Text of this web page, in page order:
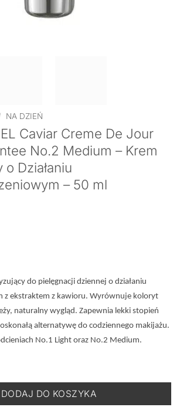
NA DZIEŃ
Caviar Creme De Jour
No.2 Medium – Krem
Działaniu
– 50 ml
do pielęgnacji dziennej o działaniu
z ekstraktem z kawioru. Wyrównuje koloryt
naturalny wygląd. Zapewnia lekki stopień
alternatywę do codziennego makijażu.
No.1 Light oraz No.2 Medium.
Caviar Creme De Jour Minerale Teintee
DODAJ DO KOSZYKA